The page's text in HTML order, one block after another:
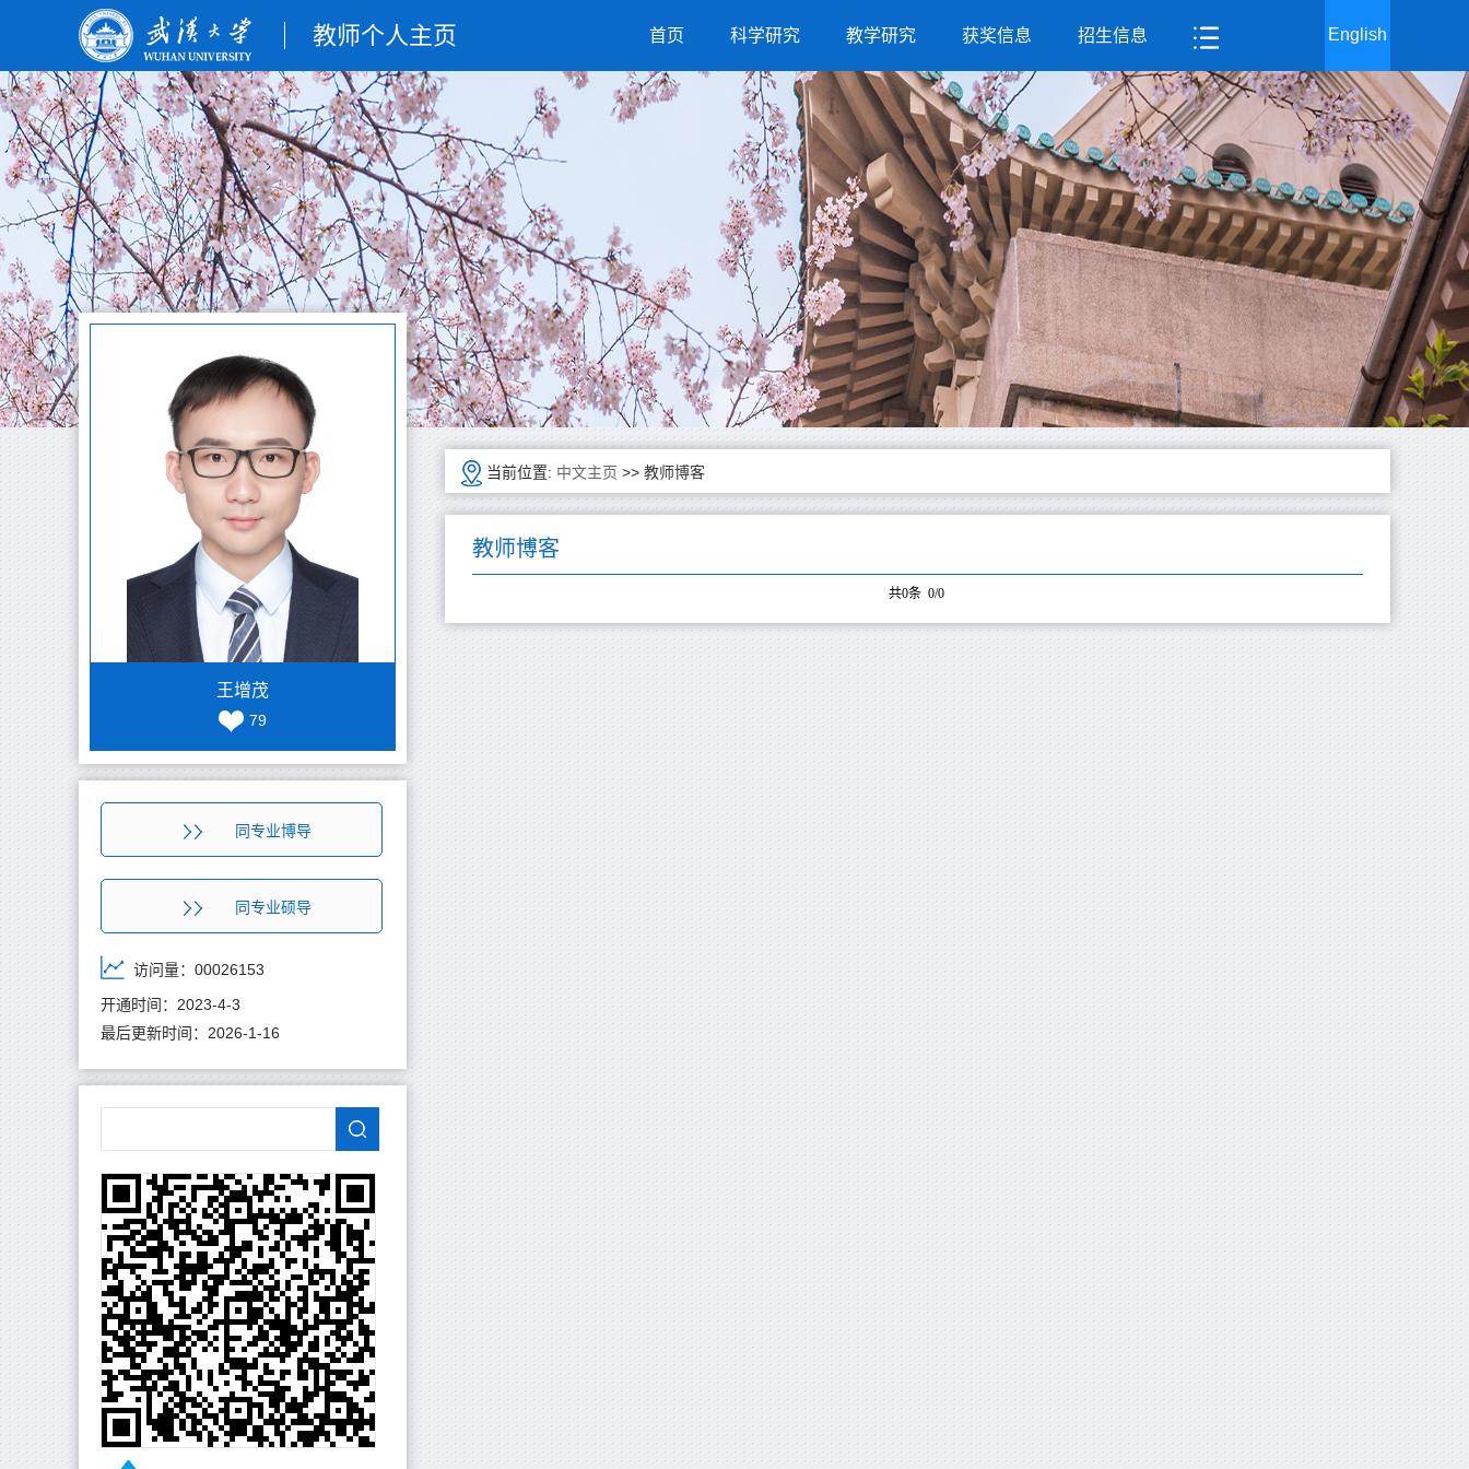
教师个人主页 首页 科学研究 教学研究 获奖信息 招生信息 English
王增茂
79
同专业博导
同专业硕导
访问量： 00026153
开通时间： 2023-4-3
最后更新时间： 2026-1-16
当前位置: 中文主页 >> 教师博客
教师博客
共0条 0/0